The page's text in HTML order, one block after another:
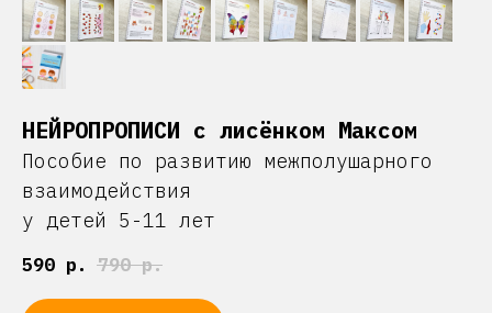
НЕЙРОПРОПИСИ с лисёнком Максом
Пособие по развитию межполушарного
взаимодействия
у детей 5-11 лет
590 р. 790 р.